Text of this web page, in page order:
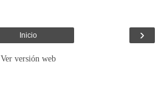
›
Inicio
Ver versión web